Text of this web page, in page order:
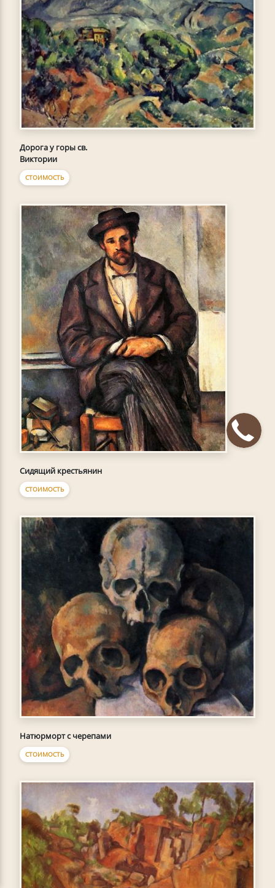
Дорога у горы св.
Виктории
СТОИМОСТЬ
Сидящий крестьянин
СТОИМОСТЬ
Натюрморт с черепами
СТОИМОСТЬ